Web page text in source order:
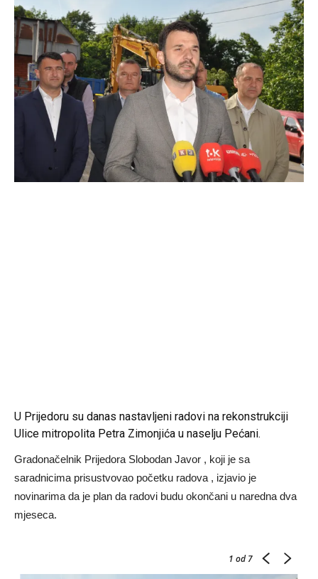
U Prijedoru su danas nastavljeni radovi na rekonstrukciji
Ulice mitropolita Petra Zimonjića u naselju Pećani.
Gradonačelnik Prijedora Slobodan Javor , koji je sa
saradnicima prisustvovao početku radova , izjavio je
novinarima da je plan da radovi budu okončani u naredna dva
mjeseca.
1 od 7